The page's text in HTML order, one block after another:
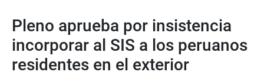
Pleno aprueba por insistencia
incorporar al SIS a los peruanos
residentes en el exterior